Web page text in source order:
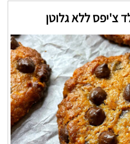
צ'יפס ללא גלוטן